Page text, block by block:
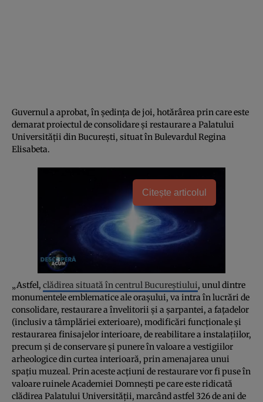
Guvernul a aprobat, în ședința de joi, hotărârea prin care este
demarat proiectul de consolidare și restaurare a Palatului
Universității din București, situat în Bulevardul Regina
Elisabeta.
Citește articolul
„Astfel, clădirea situată în centrul Bucureștiului, unul dintre
monumentele emblematice ale orașului, va intra în lucrări de
consolidare, restaurare a învelitorii și a șarpantei, a fațadelor
(inclusiv a tâmplăriei exterioare), modificări funcționale și
restaurarea finisajelor interioare, de reabilitare a instalațiilor,
precum și de conservare și punere în valoare a vestigiilor
arheologice din curtea interioară, prin amenajarea unui
spațiu muzeal. Prin aceste acțiuni de restaurare vor fi puse în
valoare ruinele Academiei Domnești pe care este ridicată
clădirea Palatului Universității, marcând astfel 326 de ani de